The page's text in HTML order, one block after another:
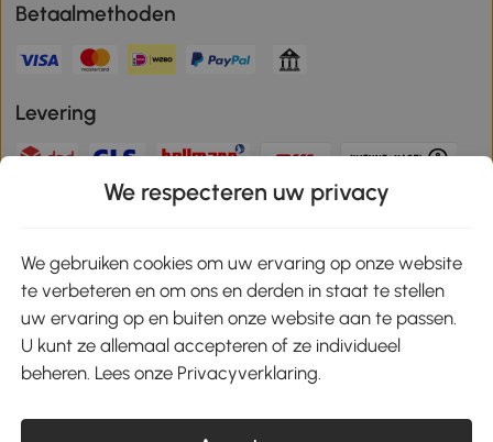
Betaalmethoden
Levering
Download de app en ontvang 10% korting!
Google Play
We respecteren uw privacy
We gebruiken cookies om uw ervaring op onze website
te verbeteren en om ons en derden in staat te stellen
uw ervaring op en buiten onze website aan te passen.
U kunt ze allemaal accepteren of ze individueel
beheren. Lees onze Privacyverklaring.